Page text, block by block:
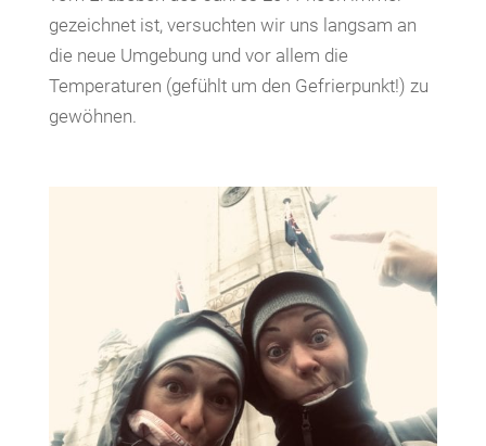
gezeichnet ist, versuchten wir uns langsam an
die neue Umgebung und vor allem die
Temperaturen (gefühlt um den Gefrierpunkt!) zu
gewöhnen.